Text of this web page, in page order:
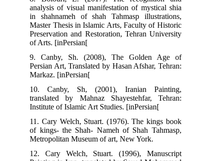
analysis of visual manifestation of mystical shia
in shahnameh of shah Tahmasp illustrations,
Master Thesis in Islamic Arts, Faculty of Historic
Preservation and Restoration, Tehran University
of Arts. [inPersian[
9. Canby, Sh. (2008), The Golden Age of
Persian Art, Translated by Hasan Afshar, Tehran:
Markaz. [inPersian[
10. Canby, Sh, (2001), Iranian Painting,
translated by Mahnaz Shayestehfar, Tehran:
Institute of Islamic Art Studies. [inPersian[
11. Cary Welch, Stuart. (1976). The kings book
of kings- the Shah- Nameh of Shah Tahmasp,
Metropolitan Museum of art, New York.
12. Cary Welch, Stuart. (1996), Manuscript